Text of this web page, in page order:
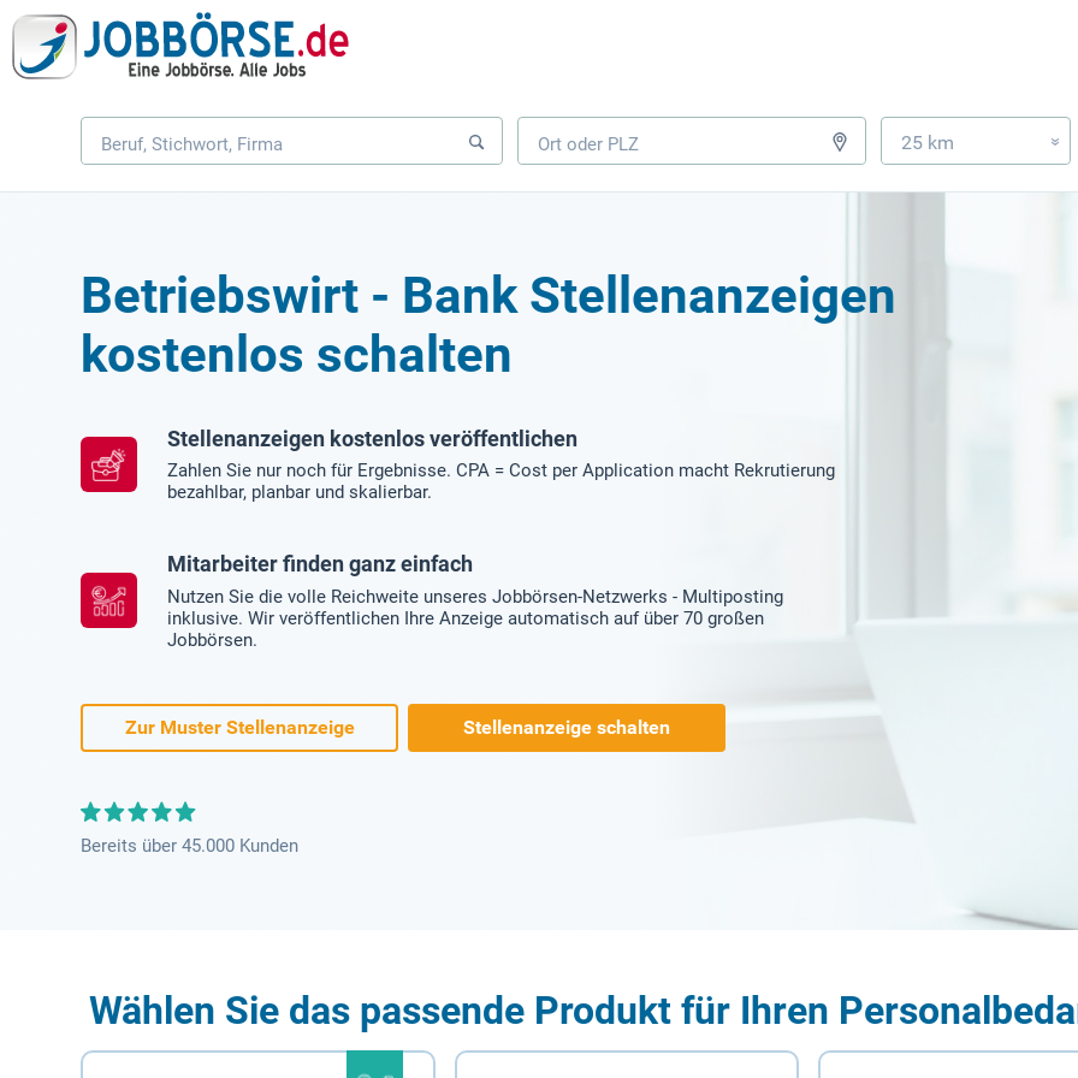
25 km »
Betriebswirt - Bank Stellenanzeigen
kostenlos schalten
Stellenanzeigen kostenlos veröffentlichen
Zahlen Sie nur noch für Ergebnisse. CPA = Cost per Application macht Rekrutierung
bezahlbar, planbar und skalierbar.
Mitarbeiter finden ganz einfach
Nutzen Sie die volle Reichweite unseres Jobbörsen-Netzwerks - Multiposting
inklusive. Wir veröffentlichen Ihre Anzeige automatisch auf über 70 großen
Jobbörsen.
Zur Muster Stellenanzeige Stellenanzeige schalten
Bereits über 45.000 Kunden
Wählen Sie das passende Produkt für Ihren